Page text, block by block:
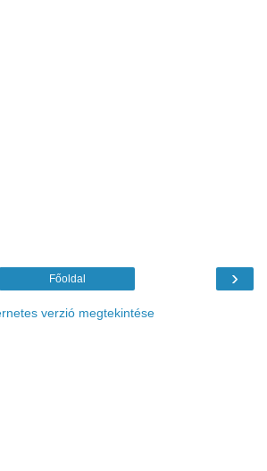
›
Főoldal
verzió megtekintése